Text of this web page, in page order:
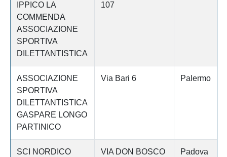
IPPICO LA
COMMENDA
ASSOCIAZIONE
SPORTIVA
DILETTANTISTICA
107
ASSOCIAZIONE
SPORTIVA
DILETTANTISTICA
GASPARE LONGO
PARTINICO
Via Bari 6 Palermo
SCI NORDICO
VIA DON BOSCO
Padova